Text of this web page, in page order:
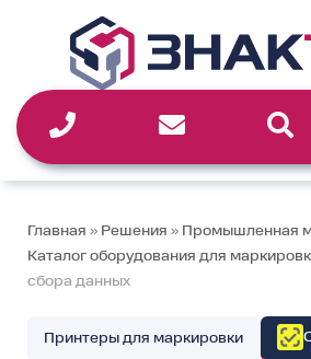
содержимому
Главная » Решения » Промышленная
Каталог оборудования для
сбора данных
Принтеры для маркировки